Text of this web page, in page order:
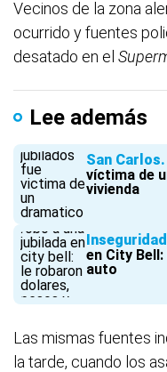
Vecinos de la zona
ocurrido y fuentes
desatado en el
Lee además
San Carlos
víctima de
vivienda
Inseguridad
en City
auto
Las mismas fuentes
la tarde, cuando los